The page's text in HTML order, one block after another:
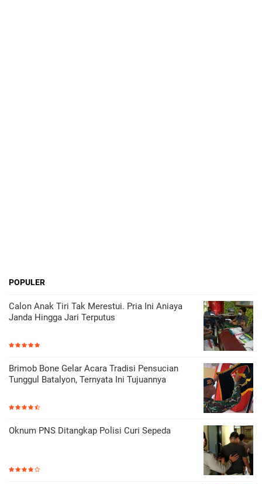
POPULER
Calon Anak Tiri Tak Merestui. Pria Ini Aniaya
Janda Hingga Jari Terputus
Brimob Bone Gelar Acara Tradisi Pensucian
Tunggul Batalyon, Ternyata Ini Tujuannya
Oknum PNS Ditangkap Polisi Curi Sepeda